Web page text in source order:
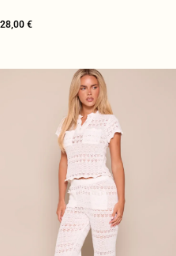
28,00 €